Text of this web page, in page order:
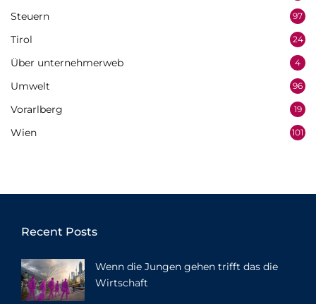
Steuern 97
Tirol 24
Über unternehmerweb 4
Umwelt 96
Vorarlberg 19
Wien 101
Recent Posts
Wenn die Jungen gehen trifft das die
Wirtschaft